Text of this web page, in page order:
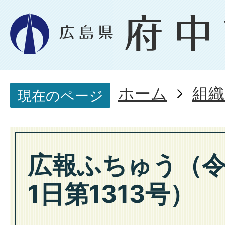
現在のページ ホーム 組
広報ふちゅう（
1日第1313号）